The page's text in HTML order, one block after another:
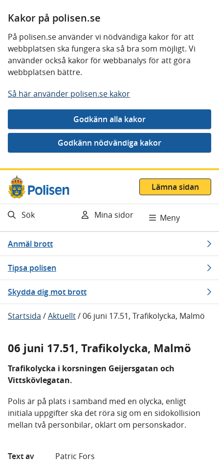
Kakor på polisen.se
På polisen.se använder vi nödvändiga kakor för att
webbplatsen ska fungera ska så bra som möjligt. Vi
använder också kakor för webbanalys för att göra
webbplatsen bättre.
Så här använder polisen.se kakor
Gå direkt till innehåll
Lämna sidan
Sök Mina sidor Meny
Anmäl brott
Tipsa polisen
Skydda dig mot brott
Startsida /Aktuellt/06 juni 17.51, Trafikolycka, Malmö
06 juni 17.51, Trafikolycka, Malmö
Trafikolycka i korsningen Geijersgatan och
Vittskövlegatan.
Polis är på plats i samband med en olycka, enligt
initiala uppgifter ska det röra sig om en sidokollision
mellan två personbilar, oklart om personskador.
Text av
Patric Fors